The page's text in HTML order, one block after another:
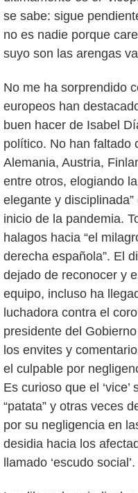
se sabe: sigue
no es nadie porque
suyo son las arengas
No me ha sorprendido
europeos han
buen hacer de Isabel
político. No han faltado
Alemania, Austria,
entre otros, elogiando
elegante y
inicio de la pandemia.
halagos hacia “el
derecha española”. El
dejado de reconocer y
equipo, incluso ha
luchadora contra el
presidente del
los envites y
el culpable por
Es curioso que el
“patata” y otras veces
por su negligencia en
desidia hacia los
llamado ‘escudo social’.